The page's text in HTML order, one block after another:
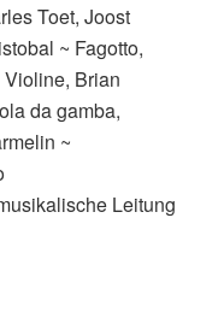
Toet, Joost
~ Fagotto,
Brian
da gamba,
~
Leitung